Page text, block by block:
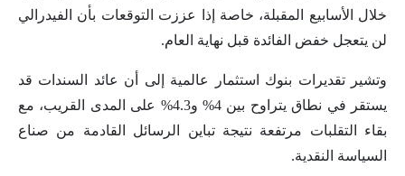
خلال الأسابيع المقبلة، خاصة إذا عززت التوقعات بأن الفيدرالي
لن يتعجل خفض الفائدة قبل نهاية العام.
وتشير تقديرات بنوك استثمار عالمية إلى أن عائد السندات قد
يستقر في نطاق يتراوح بين 4% و4.3% على المدى القريب، مع
بقاء التقلبات مرتفعة نتيجة تباين الرسائل القادمة من صناع
السياسة النقدية.